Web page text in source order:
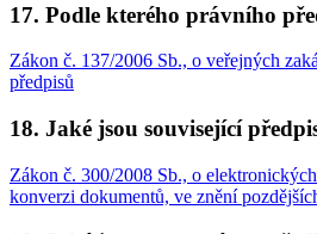
17. Podle kterého právního
Zákon č. 137/2006 Sb., o veřejných
předpisů
18. Jaké jsou související
Zákon č. 300/2008 Sb., o
konverzi dokumentů, ve znění